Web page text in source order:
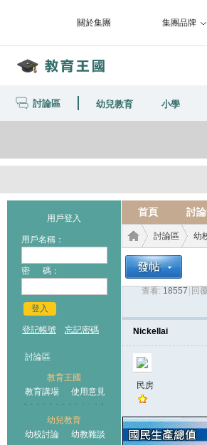
關於集團 集團品牌
討論區 幼兒教育 小學
用戶登入
用戶名稱：
密 碼：
登入
登記帳號 忘記密碼
討論區
教育王國
教育講場
使用意見
幼兒教育
幼校討論
幼教雜談
首頁 討
王國
›
討論區
›
幼
查看: 18557 回
Nickellai
民房